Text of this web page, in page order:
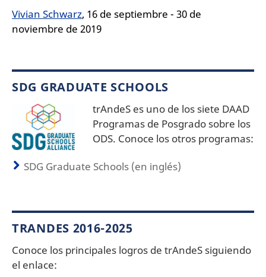
Vivian Schwarz, 16 de septiembre - 30 de
noviembre de 2019
SDG GRADUATE SCHOOLS
trAndeS es uno de los siete DAAD
Programas de Posgrado sobre los
ODS. Conoce los otros programas:
SDG Graduate Schools (en inglés)
TRANDES 2016-2025
Conoce los principales logros de trAndeS siguiendo
el enlace: